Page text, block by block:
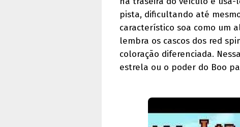
pista, dificultando até
característico soa como um
lembra os cascos dos red
coloração diferenciada.
estrela ou o poder do Boo